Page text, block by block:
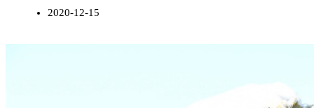
2020-12-15